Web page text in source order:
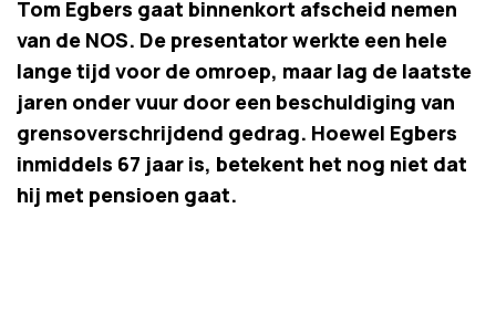
Tom Egbers gaat binnenkort afscheid nemen
van de NOS. De presentator werkte een hele
lange tijd voor de omroep, maar lag de laatste
jaren onder vuur door een beschuldiging van
grensoverschrijdend gedrag. Hoewel Egbers
inmiddels 67 jaar is, betekent het nog niet dat
hij met pensioen gaat.